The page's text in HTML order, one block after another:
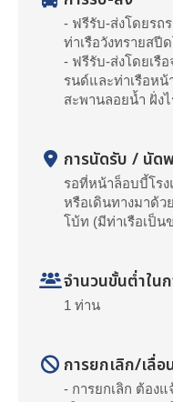
- ฟรีรับ-ส่งโดยรถ
ท่าเรือวังทรายสปี
- ฟรีรับ-ส่งโดยเรื
รนด์และท่าเรือหน้
สะพานลอยน้ำ ฝั่ง
การนัดรับ / นัด
รอที่หน้าล็อบบี้โร
หรือเดินทางมาด้ว
โบ้ท (มีท่าเรือเป็น
จำนวนขั้นต่ำใน
1 ท่าน
การยกเลิก/เลื่อ
- การยกเลิก ต้อง